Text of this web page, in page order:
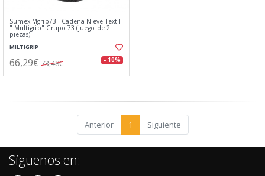
Sumex Mgrip73 - Cadena Nieve Textil
" Multigrip" Grupo 73 (juego de 2
piezas)
MILTIGRIP
66,29€ 73,48€ - 10%
Anterior 1 Siguiente
Síguenos en: